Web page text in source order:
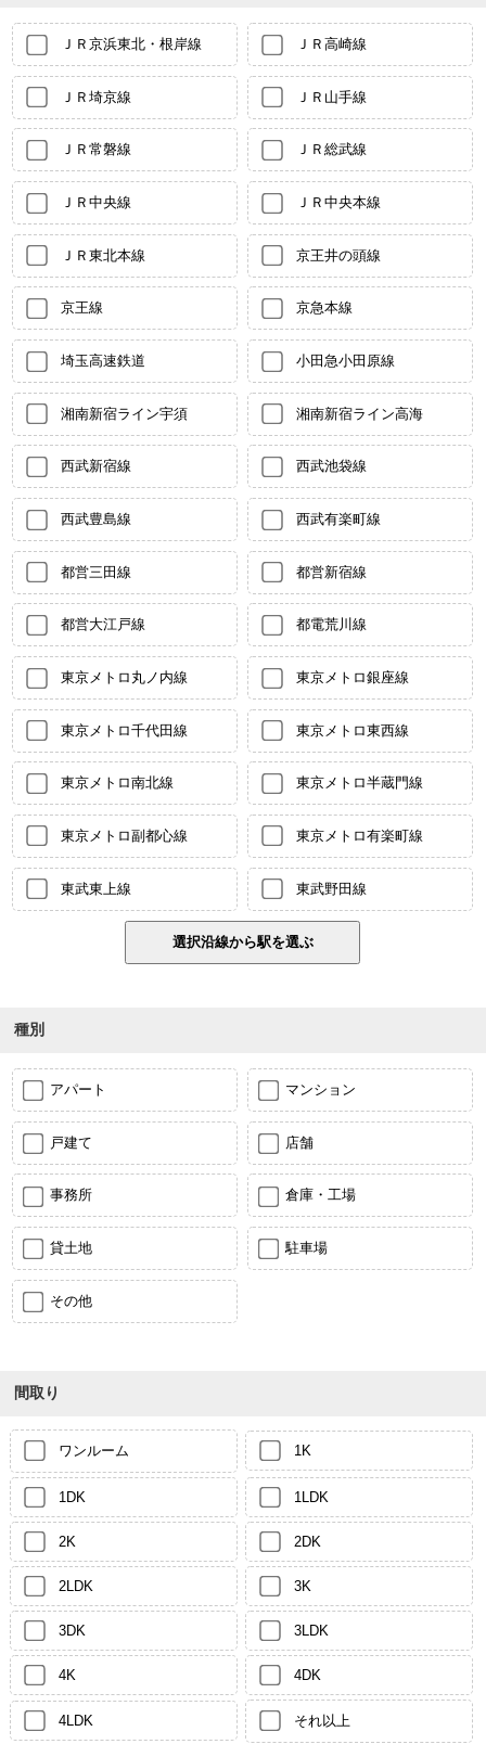
ＪＲ京浜東北・根岸線 ＪＲ高崎線
ＪＲ埼京線 ＪＲ山手線
ＪＲ常磐線 ＪＲ総武線
ＪＲ中央線 ＪＲ中央本線
ＪＲ東北本線 京王井の頭線
京王線 京急本線
埼玉高速鉄道 小田急小田原線
湘南新宿ライン宇須 湘南新宿ライン高海
西武新宿線 西武池袋線
西武豊島線 西武有楽町線
都営三田線 都営新宿線
都営大江戸線 都電荒川線
東京メトロ丸ノ内線 東京メトロ銀座線
東京メトロ千代田線 東京メトロ東西線
東京メトロ南北線 東京メトロ半蔵門線
東京メトロ副都心線 東京メトロ有楽町線
東武東上線 東武野田線
種別
アパート マンション
戸建て 店舗
事務所 倉庫・工場
貸土地 駐車場
その他
間取り
ワンルーム 1K
1DK 1LDK
2K 2DK
2LDK 3K
3DK 3LDK
4K 4DK
4LDK それ以上